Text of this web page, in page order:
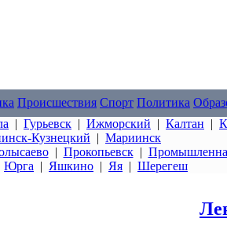
Происшествия Спорт Политика
| Гурьевск | Ижморский | Калтан |
Кузнецкий | Мариинск
| Прокопьевск|
Юрга | Яшкино | Яя | Шерегеш